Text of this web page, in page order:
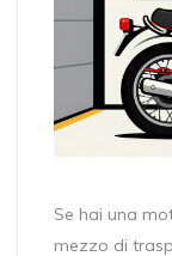
Se hai una
mezzo di